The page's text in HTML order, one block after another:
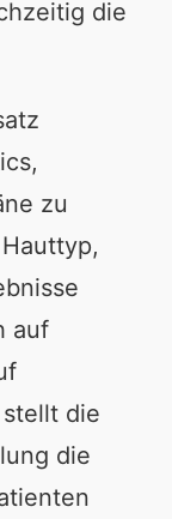
die
zu
auf
die
die